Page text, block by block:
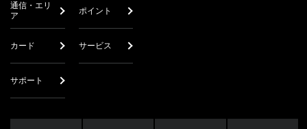
通信・エリ
ア
ポイント
カード サービス
サポート